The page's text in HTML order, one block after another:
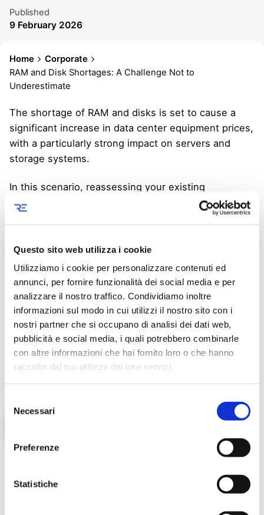
Questo sito web utilizza i cookie
Utilizziamo i cookie per personalizzare contenuti ed
annunci, per fornire funzionalità dei social media e per
analizzare il nostro traffico. Condividiamo inoltre
informazioni sul modo in cui utilizzi il nostro sito con i
nostri partner che si occupano di analisi dei dati web,
pubblicità e social media, i quali potrebbero combinarle
con altre informazioni che hai fornito loro o che hanno
raccolto dal tuo utilizzo dei loro servizi.
Necessari
Preferenze
Statistiche
Published
9 February 2026
Home
Corporate
RAM and Disk Shortages: A Challenge Not to
Underestimate
The shortage of RAM and disks is set to cause a
significant increase in data center equipment prices,
with a particularly strong impact on servers and
storage systems.
In this scenario, reassessing your existing
infrastructure becomes a strategic factor—not only
to control costs in an increasingly expensive market,
extending the lifecycle of equipment and limiting
new production.
ReOrbit can help you: Maximize the value of your
existing assets, Optimize resources, Face this
situation with a more sustainable and efficient
approach.
Contact us to learn how to turn a challenge into an
opportunity.
Tagged with: